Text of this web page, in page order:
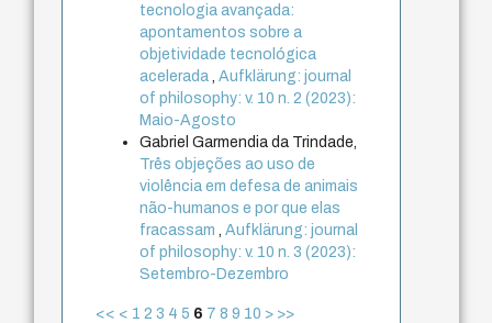
tecnologia avançada:
apontamentos sobre a
objetividade tecnológica
acelerada ,Aufklärung: journal
of philosophy: v. 10 n. 2 (2023):
Maio-Agosto
Gabriel Garmendia da Trindade,
Três objeções ao uso de
violência em defesa de animais
não-humanos e por que elas
fracassam
,Aufklärung: journal
of philosophy: v. 10 n. 3 (2023):
Setembro-Dezembro
<< < 1 2 3 4 5 6 7 8 9 10 > >>